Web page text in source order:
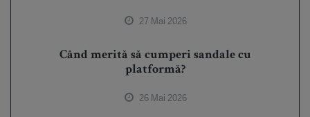
27 Mai 2026
Când merită să cumperi sandale cu
platformă?
26 Mai 2026